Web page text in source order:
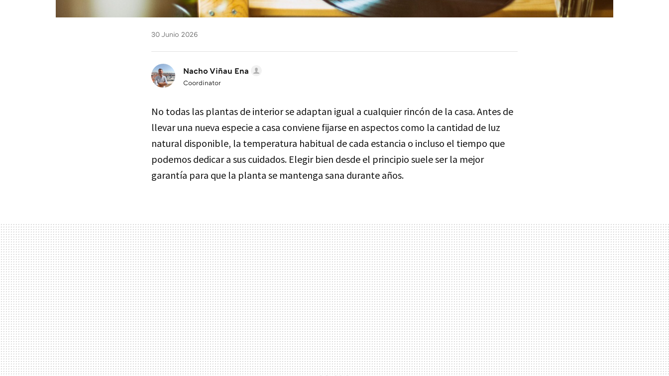
30 Junio 2026
Nacho Viñau Ena
Coordinator
No todas las plantas de interior se adaptan igual a cualquier rincón de la casa. Antes de
llevar una nueva especie a casa conviene fijarse en aspectos como la cantidad de luz
natural disponible, la temperatura habitual de cada estancia o incluso el tiempo que
podemos dedicar a sus cuidados. Elegir bien desde el principio suele ser la mejor
garantía para que la planta se mantenga sana durante años.